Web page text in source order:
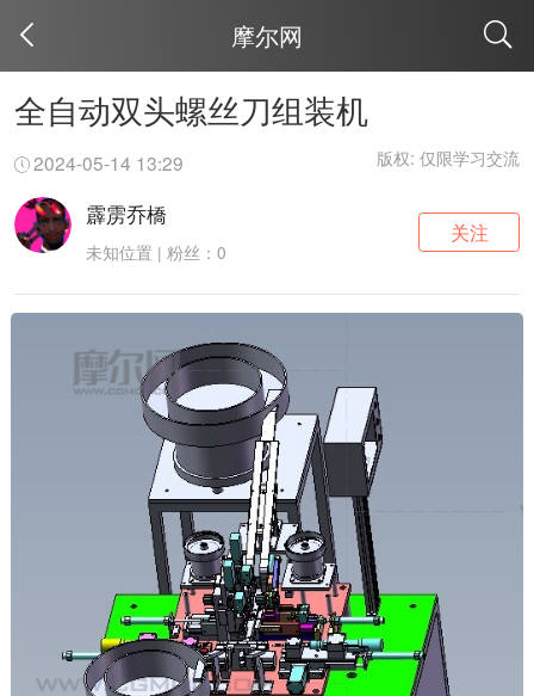
摩尔网
全自动双头螺丝刀组装机
2024-05-14 13:29 版权: 仅限学习交流
霹雳乔橋
未知位置 | 粉丝：0
关注
取消